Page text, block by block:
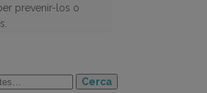
prevenir-los o
Cerca